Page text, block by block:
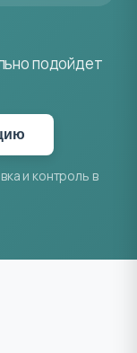
подойдет
и контроль в